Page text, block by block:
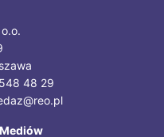
48 29